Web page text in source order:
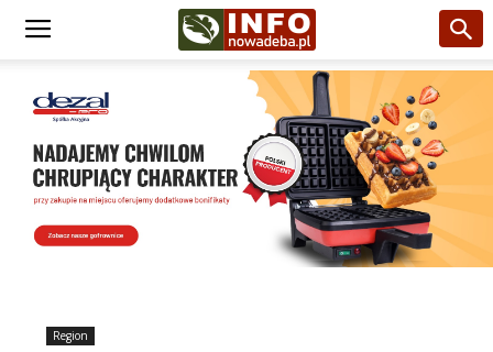
Region